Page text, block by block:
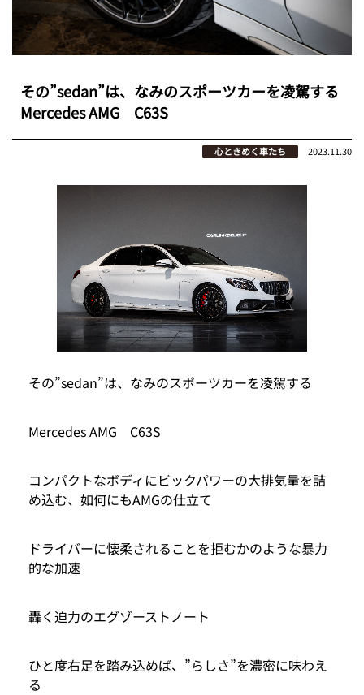
その”sedan”は、なみのスポーツカーを凌駕する
Mercedes AMG C63S
心ときめく車たち 2023.11.30
その”sedan”は、なみのスポーツカーを凌駕する
Mercedes AMG C63S
コンパクトなボディにビックパワーの大排気量を詰
め込む、如何にもAMGの仕立て
ドライバーに懐柔されることを拒むかのような暴力
的な加速
轟く迫力のエグゾーストノート
ひと度右足を踏み込めば、”らしさ”を濃密に味わえ
る